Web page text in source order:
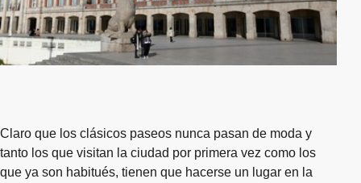
Claro que los clásicos paseos nunca pasan de moda y
tanto los que visitan la ciudad por primera vez como los
que ya son habitués, tienen que hacerse un lugar en la